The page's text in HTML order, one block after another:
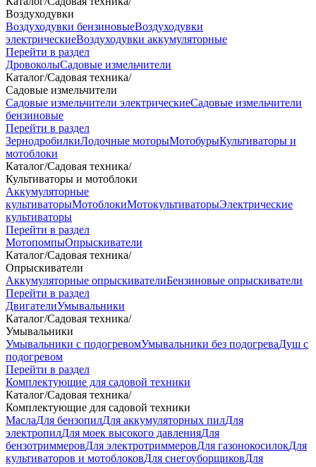
Воздуходувки
Воздуходувки бензиновыеВоздуходувки
электрическиеВоздуходувки аккумуляторные
Перейти в раздел
ДровоколыСадовые измельчители
Каталог/Садовая техника/
Садовые измельчители
Садовые измельчители электрическиеСадовые измельчители
бензиновые
Перейти в раздел
ЗернодробилкиЛодочные моторыМотобурыКультиваторы и
мотоблоки
Каталог/Садовая техника/
Культиваторы и мотоблоки
Аккумуляторные
культиваторыМотоблокиМотокультиваторыЭлектрические
культиваторы
Перейти в раздел
МотопомпыОпрыскиватели
Каталог/Садовая техника/
Опрыскиватели
Аккумуляторные опрыскивателиБензиновые опрыскиватели
Перейти в раздел
ДвигателиУмывальники
Каталог/Садовая техника/
Умывальники
Умывальники с подогревомУмывальники без подогреваДуш с
подогревом
Перейти в раздел
Комплектующие для садовой техники
Каталог/Садовая техника/
Комплектующие для садовой техники
МаслаДля бензопилДля аккумуляторных пилДля
электропилДля моек высокого давленияДля
бензотриммеровДля электротриммеровДля газонокосилокДля
культиваторов и мотоблоковДля снегоуборщиковДля